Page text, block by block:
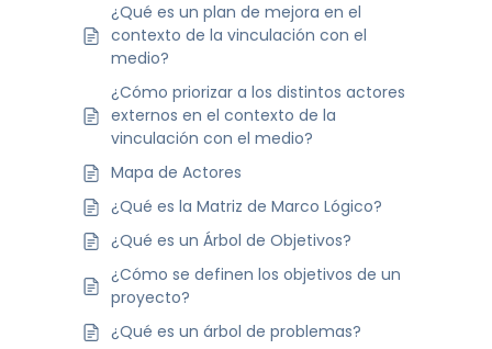
¿Qué es un plan de mejora en el
contexto de la vinculación con el
medio?
¿Cómo priorizar a los distintos actores
externos en el contexto de la
vinculación con el medio?
Mapa de Actores
¿Qué es la Matriz de Marco Lógico?
¿Qué es un Árbol de Objetivos?
¿Cómo se definen los objetivos de un
proyecto?
¿Qué es un árbol de problemas?